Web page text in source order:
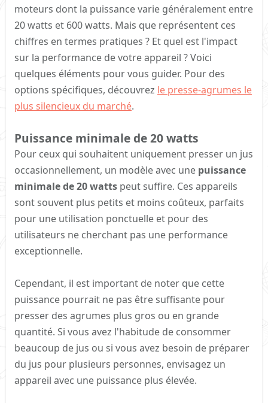
moteurs dont la puissance varie généralement entre
20 watts et 600 watts. Mais que représentent ces
chiffres en termes pratiques ? Et quel est l'impact
sur la performance de votre appareil ? Voici
quelques éléments pour vous guider. Pour des
options spécifiques, découvrez le presse-agrumes le
plus silencieux du marché.
Puissance minimale de 20 watts​
Pour ceux qui souhaitent uniquement presser un jus
occasionnellement, un modèle avec une puissance
minimale de 20 watts peut suffire. Ces appareils
sont souvent plus petits et moins coûteux, parfaits
pour une utilisation ponctuelle et pour des
utilisateurs ne cherchant pas une performance
exceptionnelle.
Cependant, il est important de noter que cette
puissance pourrait ne pas être suffisante pour
presser des agrumes plus gros ou en grande
quantité. Si vous avez l'habitude de consommer
beaucoup de jus ou si vous avez besoin de préparer
du jus pour plusieurs personnes, envisagez un
appareil avec une puissance plus élevée.